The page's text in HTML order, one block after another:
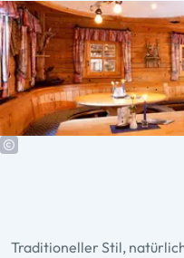
Traditioneller Stil,